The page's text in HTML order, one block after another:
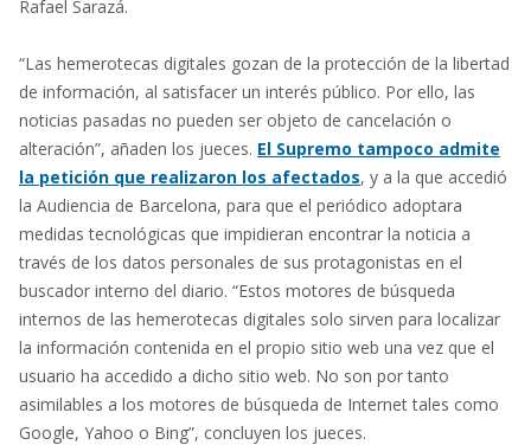
Rafael Sarazá.
“Las hemerotecas digitales gozan de la protección de la libertad
de información, al satisfacer un interés público. Por ello, las
noticias pasadas no pueden ser objeto de cancelación o
alteración”, añaden los jueces. El Supremo tampoco admite
la petición que realizaron los afectados, y a la que accedió
la Audiencia de Barcelona, para que el periódico adoptara
medidas tecnológicas que impidieran encontrar la noticia a
través de los datos personales de sus protagonistas en el
buscador interno del diario. “Estos motores de búsqueda
internos de las hemerotecas digitales solo sirven para localizar
la información contenida en el propio sitio web una vez que el
usuario ha accedido a dicho sitio web. No son por tanto
asimilables a los motores de búsqueda de Internet tales como
Google, Yahoo o Bing”, concluyen los jueces.